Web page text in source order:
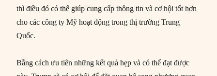
thì điều đó có thể giúp cung cấp thông tin và cơ hội tốt hơn
cho các công ty Mỹ hoạt động trong thị trường Trung
Quốc.
Bằng cách ưu tiên những kết quả hẹp và có thể đạt được